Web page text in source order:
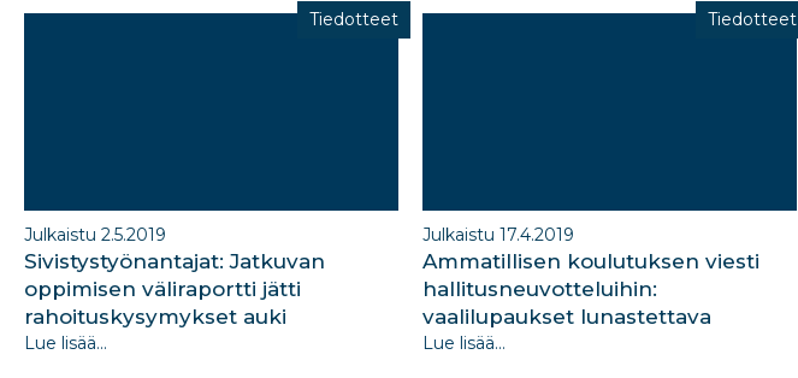
Tiedotteet
Julkaistu 2.5.2019
Sivistystyönantajat: Jatkuvan
oppimisen väliraportti jätti
rahoituskysymykset auki
Lue lisää...
Tiedotteet
Julkaistu 17.4.2019
Ammatillisen koulutuksen viesti
hallitusneuvotteluihin:
vaalilupaukset lunastettava
Lue lisää...